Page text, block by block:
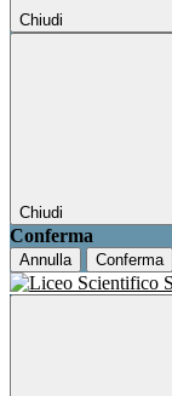
Chiudi
Chiudi
Conferma
Annulla Conferma